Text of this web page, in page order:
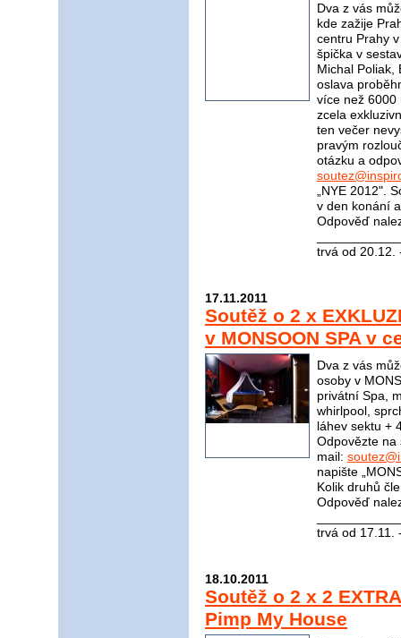
Dva z vás
kde zažije
centru Prahy
špička v
Michal Poliak,
oslava
více než 6000
zcela
ten večer
pravým
otázku a
„NYE 2012".
v den konání
Odpověď
trvá od
17.11.2011
Soutěž o 2 x
v MONSOON SPA v
Dva z vás
osoby v
privátní Spa,
whirlpool,
láhev sektu +
Odpovězte na
mail:
napište
Kolik druhů
Odpověď
trvá od 17.11.
18.10.2011
Soutěž o 2 x 2
Pimp My House